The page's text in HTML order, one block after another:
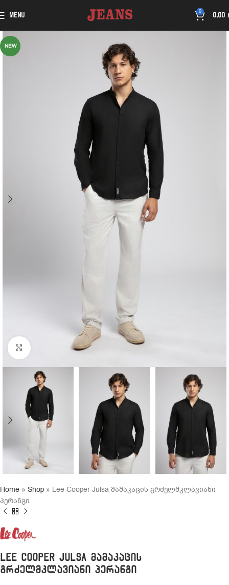
MENU
0
0,00
NEW
Click to enlarge
Home » Shop » Lee Cooper Julsa მამაკაცის გრძელმკლავიანი
პერანგი
Lee Cooper Julsa მამაკაცის
გრძელმკლავიანი პერანგი